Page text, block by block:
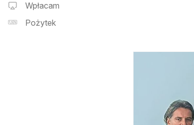
Wpłacam
Pożytek